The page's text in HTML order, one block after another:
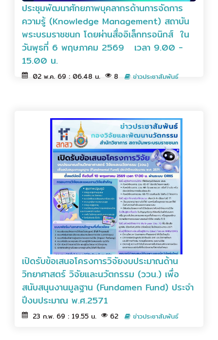
ประชุมพัฒนาศักยภาพบุคลากรด้านการจัดการ
ความรู้ (Knowledge Management) สถาบัน
พระบรมราชชนก โดยผ่านสื่ออิเล็กทรอนิกส์ ใน
วันพุธที่ 6 พฤษภาคม 2569 เวลา 9.00 -
15.00 น.
02 พ.ค. 69 : 06.48 น. 8 ข่าวประชาสัมพันธ์
เปิดรับข้อเสนอโครงการวิจัยงบประมาณด้าน
วิทยาศาสตร์ วิจัยและนวัตกรรม (ววน.) เพื่อ
สนับสนุนงานมูลฐาน (Fundamen Fund) ประจำ
ปีงบประมาณ พ.ศ.2571
23 ก.พ. 69 : 19.55 น. 62 ข่าวประชาสัมพันธ์